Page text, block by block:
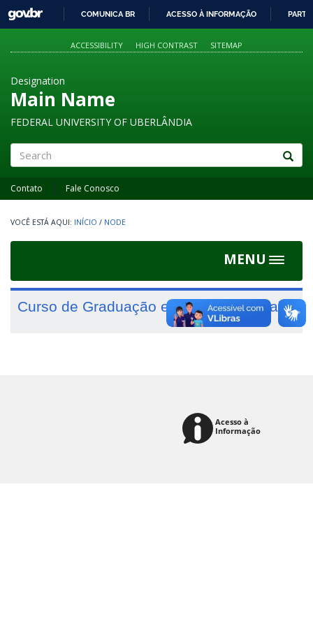
PARA
O
GOVBR
COMUNICA BR ACESSO À INFORMAÇÃO
ACCESSIBILITY HIGH CONTRAST SITEMAP
Designation
Main Name
FEDERAL UNIVERSITY OF UBERLÂNDIA
Contato Fale Conosco
INÍCIO / NODE
MENU
Toggle
Curso de Graduação em Serviço Social